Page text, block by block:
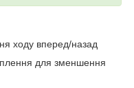
ходу вперед/назад
для зменшення